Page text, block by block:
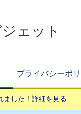
ェット
プライバシーポ
ました！詳細を見る